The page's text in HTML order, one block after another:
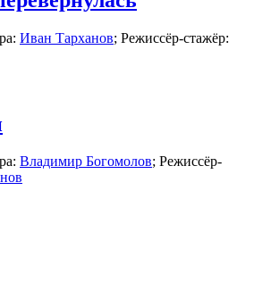
Иван Тарханов; Режиссёр-стажёр:
Владимир Богомолов; Режиссёр-